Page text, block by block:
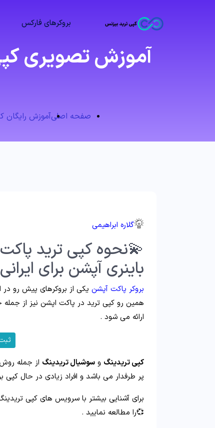
بروکرهای فارکس
آموزش تصویری
صفحه اصلیآموزش رایگان
گلاره ابراهیمی
💫نحوه کپی ترید
باینری آپشن برای
بروکر پاکت آپشن یکی از بروکرهای پیش رو در
همین رو کپی ترید در پاکت اپشن نیز از جمله
ارائه می شود .
کپی تریدینگ و سوشیال تریدینگ از جمله
پر طرفدار می باشد و افراد زیادی در حال کپی
برای آشنایی بیشتر با سرویس های کپی
💞را مطالعه نمایید .